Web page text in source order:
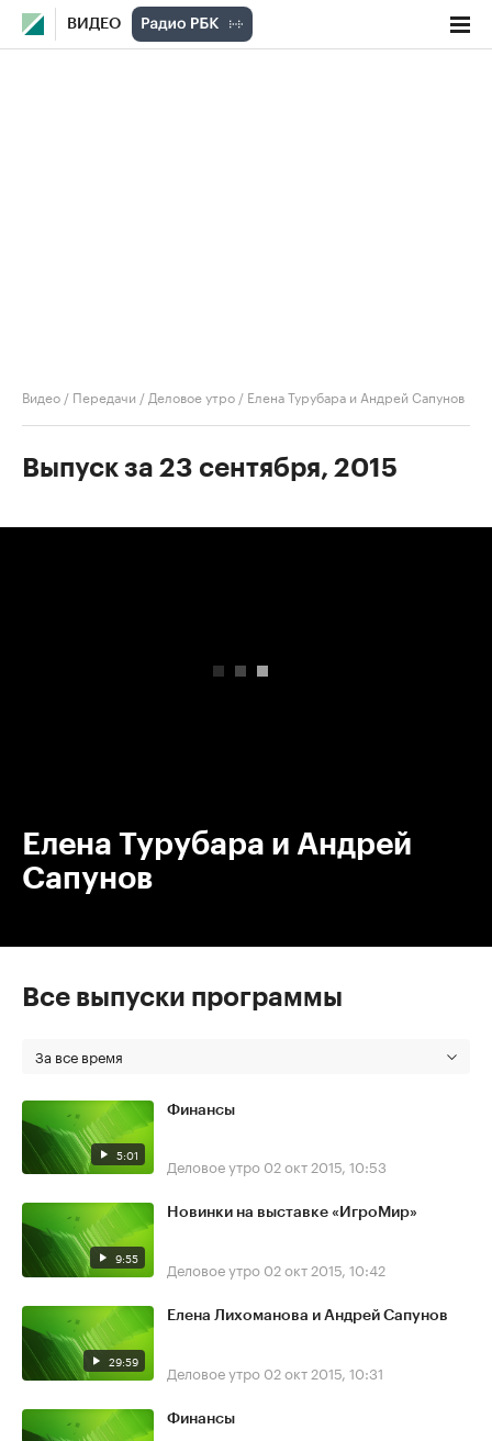
ВИДЕО
Видео / Передачи / Деловое утро / Елена Турубара и Андрей Сапунов
Выпуск за 23 сентября, 2015
Елена Турубара и Андрей
Сапунов
Все выпуски программы
За все время
5:01
Финансы
Деловое утро 02 окт 2015, 10:53
9:55
Новинки на выставке «ИгроМир»
Деловое утро 02 окт 2015, 10:42
29:59
Елена Лихоманова и Андрей Сапунов
Деловое утро 02 окт 2015, 10:31
Финансы